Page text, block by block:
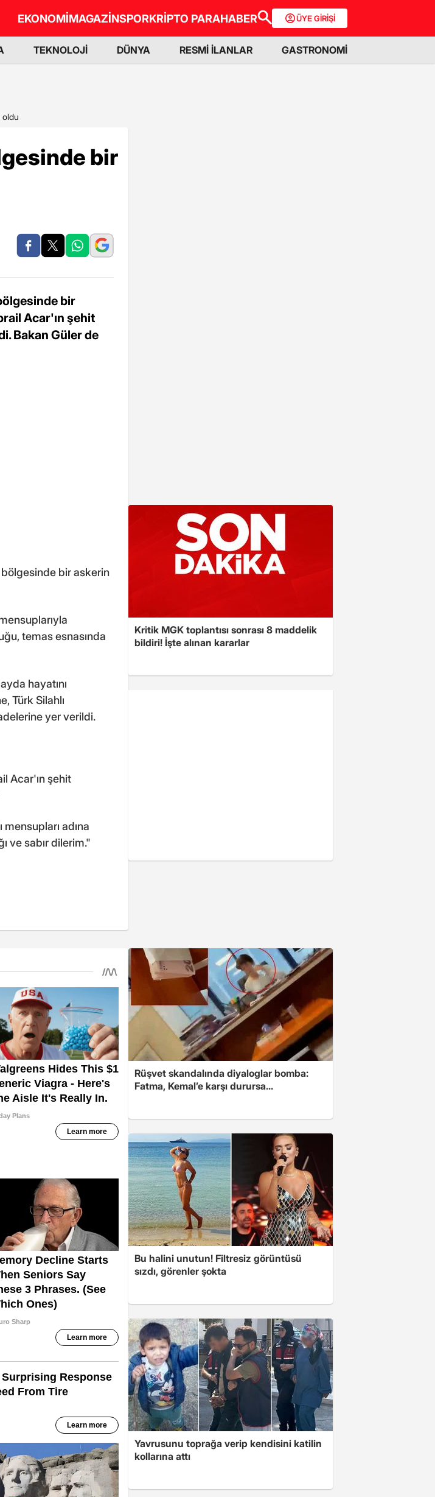
EKONOMİMAGAZİNSPORKRİPTO PARAHABER ÜYE GİRİŞİ
TEKNOLOJİ DÜNYA RESMİ İLANLAR GASTRONOMİ
oldu
bir
bir
Acar'ın şehit
Bakan Güler de
bir askerin
temas esnasında
hayatını
Türk Silahlı
yer verildi.
Acar'ın şehit
adına
ve sabır dilerim."
Kritik MGK toplantısı sonrası 8 maddelik
bildiri! İşte alınan kararlar
Rüşvet skandalında diyaloglar bomba:
Fatma, Kemal’e karşı durursa...
Bu halini unutun! Filtresiz görüntüsü
sızdı, görenler şokta
Yavrusunu toprağa verip kendisini katilin
kollarına attı